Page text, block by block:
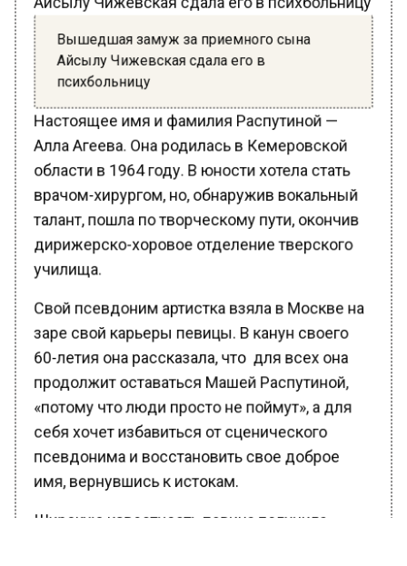
Вышедшая замуж за приемного сына
Айсылу Чижевская сдала его в
психбольницу
Настоящее имя и фамилия Распутиной —
Алла Агеева. Она родилась в Кемеровской
области в 1964 году. В юности хотела стать
врачом-хирургом, но, обнаружив вокальный
талант, пошла по творческому пути, окончив
дирижерско-хоровое отделение тверского
училища.
Свой псевдоним артистка взяла в Москве на
заре свой карьеры певицы. В канун своего
60-летия она рассказала, что для всех она
продолжит оставаться Машей Распутиной,
«потому что люди просто не поймут», а для
себя хочет избавиться от сценического
псевдонима и восстановить свое доброе
имя, вернувшись к истокам.